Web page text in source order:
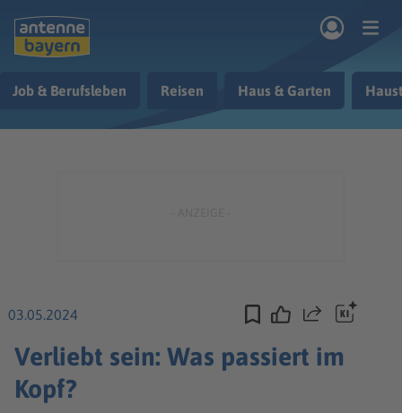
Kontakt
Job & Berufsleben Reisen Haus & Garten
03.05.2024 Teilen
Verliebt sein: Was passiert im
Kopf?